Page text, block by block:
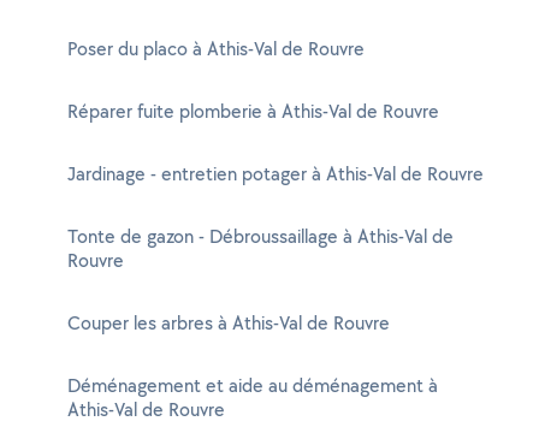
Poser du placo à Athis-Val de Rouvre
Réparer fuite plomberie à Athis-Val de Rouvre
Jardinage - entretien potager à Athis-Val de Rouvre
Tonte de gazon - Débroussaillage à Athis-Val de
Rouvre
Couper les arbres à Athis-Val de Rouvre
Déménagement et aide au déménagement à
Athis-Val de Rouvre